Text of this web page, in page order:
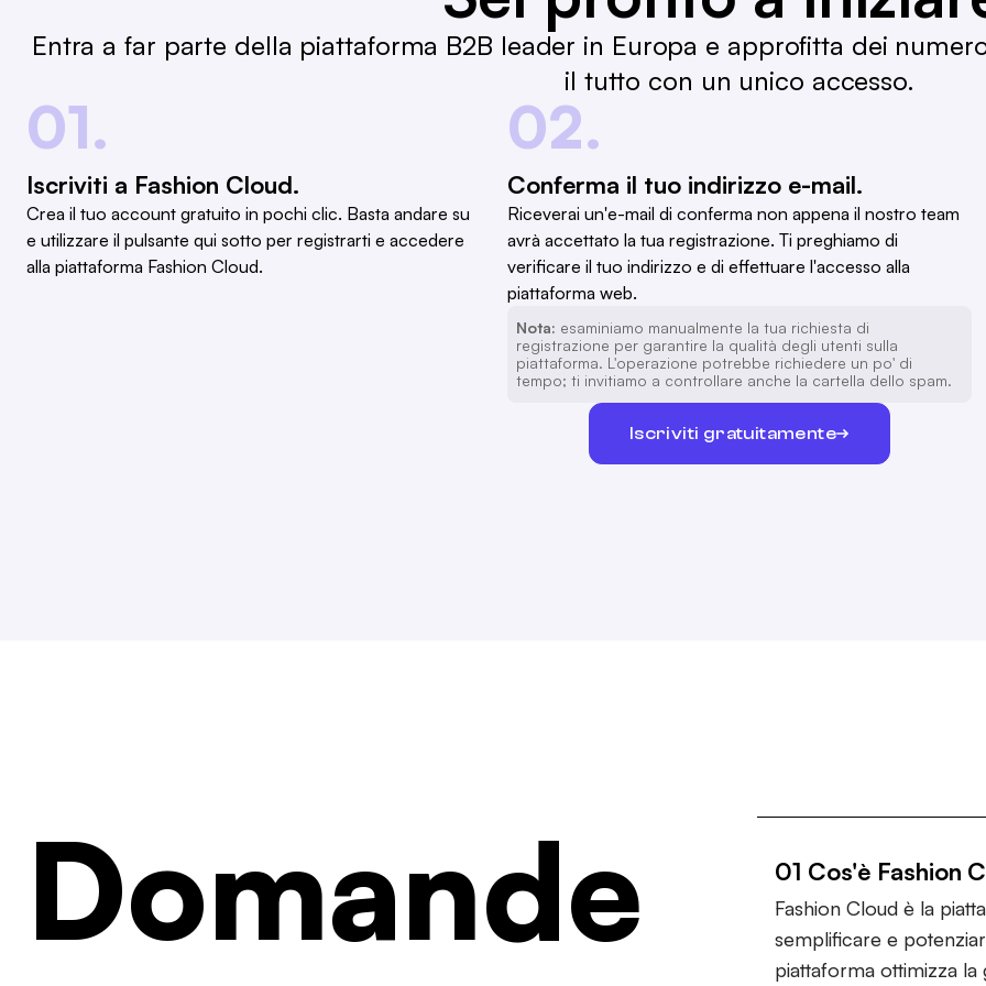
Entra a far parte della piattaforma B2B leader in Europa e approfitta dei
il tutto con un unico accesso.
01.
Iscriviti a Fashion Cloud.
Crea il tuo account gratuito in pochi clic. Basta andare su
e utilizzare il pulsante qui sotto per registrarti e accedere
alla piattaforma Fashion Cloud.
02.
Conferma il tuo indirizzo e-mail.
Riceverai un'e-mail di conferma non appena il nostro team
avrà accettato la tua registrazione. Ti preghiamo di
verificare il tuo indirizzo e di effettuare l'accesso alla
piattaforma web.
Nota: esaminiamo manualmente la tua richiesta di
registrazione per garantire la qualità degli utenti sulla
piattaforma. L'operazione potrebbe richiedere un po' di
tempo; ti invitiamo a controllare anche la cartella dello spam.
Iscriviti gratuitamente
Domande
01 Cos'è Fashion
Fashion Cloud è la
semplificare e
piattaforma ottimizza la